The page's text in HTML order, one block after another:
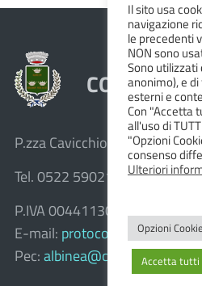
COMUNE
P.zza Cavicchioni, 8 – 42020
Tel. 0522 590211 – Fax 0522
P.IVA 00441130358
E-mail:
Pec:
Il sito usa
navigazione
le precedenti
NON sono
Sono utilizzati
anonimo), e
esterni e
Con "Accetta
all'uso di
"Opzioni
consenso
Ulteriori
Opzioni Cookie
Accetta tutti